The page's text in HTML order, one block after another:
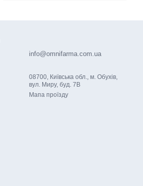
info@omnifarma.com.ua
08700, Київська обл., м. Обухів,
вул. Миру, буд. 7В
Мапа проїзду